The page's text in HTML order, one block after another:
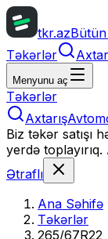
tkr.az
Təkərlər
Menyunu aç
Təkərlər
Axtarış
Biz təkər satışı
yerdə
Ətraflı
Ana Səhifə
Təkərlər
265/67R22